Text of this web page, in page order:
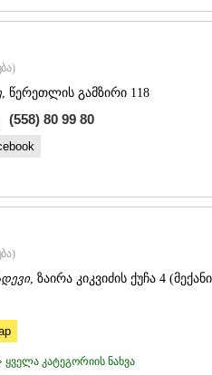
)
, წერეთლის გამზირი 118
(558) 80 99 80
)
, ზაირა კიკვიძის ქუჩა 4
კატეგორიის ნახვა